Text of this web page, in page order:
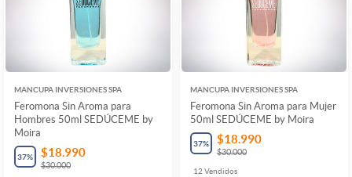
MANCUPA INVERSIONES SPA
Feromona Sin Aroma para
Hombres 50ml SEDÚCEME by
Moira
37% $18.990
$30.000
MANCUPA INVERSIONES SPA
Feromona Sin Aroma para Mujer
50ml SEDÚCEME by Moira
37% $18.990
$30.000
12 Vendidos